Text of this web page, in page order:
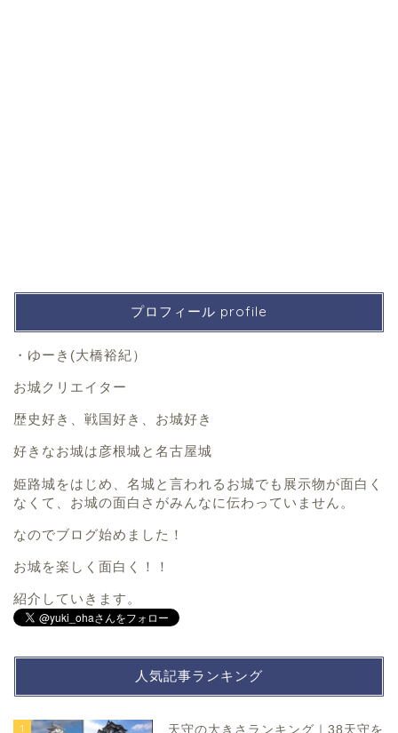
プロフィール profile
・ゆーき(大橋裕紀）
お城クリエイター
歴史好き、戦国好き、お城好き
好きなお城は彦根城と名古屋城
姫路城をはじめ、名城と言われるお城でも展示物が面白く
なくて、お城の面白さがみんなに伝わっていません。
なのでブログ始めました！
お城を楽しく面白く！！
紹介していきます。
人気記事ランキング
1
天守の大きさランキング｜38天守を